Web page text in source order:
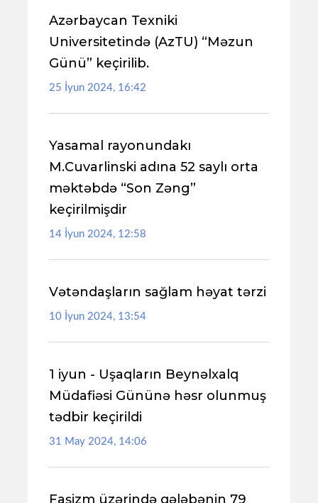
Azərbaycan Texniki
Universitetində (AzTU) “Məzun
Günü” keçirilib.
25 İyun 2024, 16:42
Yasamal rayonundakı
M.Cuvarlinski adına 52 saylı orta
məktəbdə “Son Zəng”
keçirilmişdir
14 İyun 2024, 12:58
Vətəndaşların sağlam həyat tərzi
10 İyun 2024, 13:54
1 iyun - Uşaqların Beynəlxalq
Müdafiəsi Gününə həsr olunmuş
tədbir keçirildi
31 May 2024, 14:06
Faşizm üzərində qələbənin 79